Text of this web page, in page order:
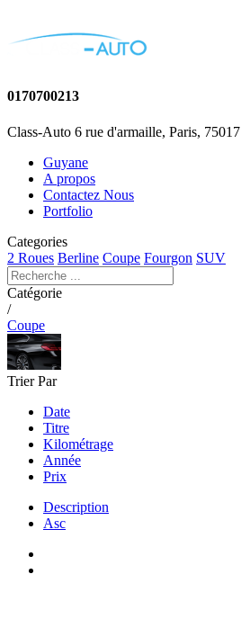
0170700213
Class-Auto 6 rue d'armaille, Paris, 75017
Guyane
A propos
Contactez Nous
Portfolio
Categories
2 Roues Berline Coupe Fourgon SUV
Catégorie
/
Coupe
Trier Par
Date
Titre
Kilométrage
Année
Prix
Description
Asc